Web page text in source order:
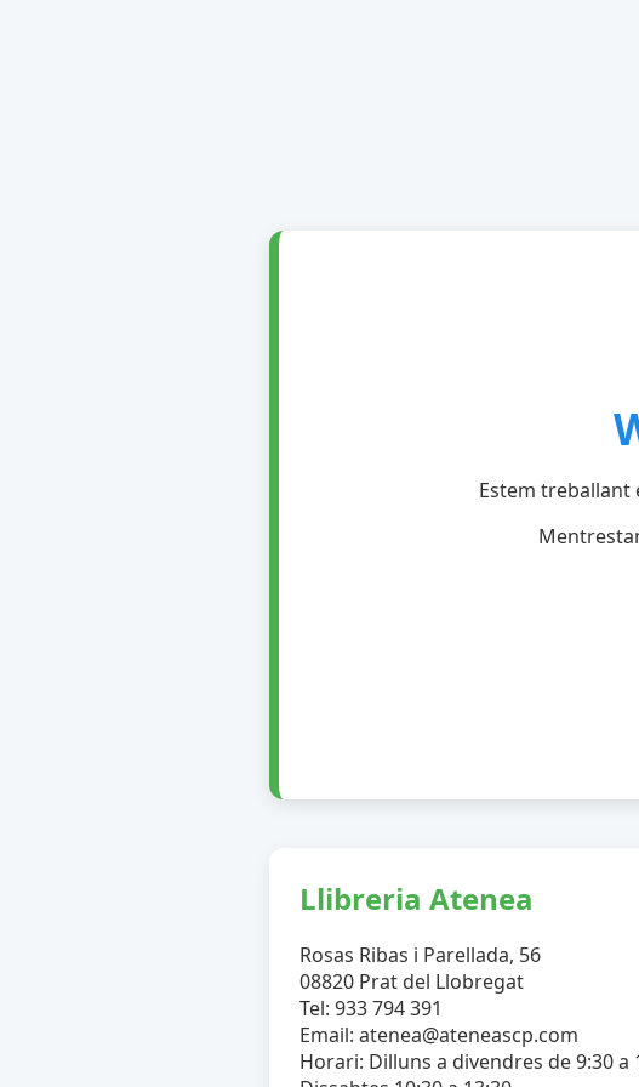
Estem treballant
Llibreria Atenea
Rosas Ribas i Parellada, 56
08820 Prat del Llobregat
Tel: 933 794 391
Email: atenea@ateneascp.com
Horari: Dilluns a divendres de 9:30 a